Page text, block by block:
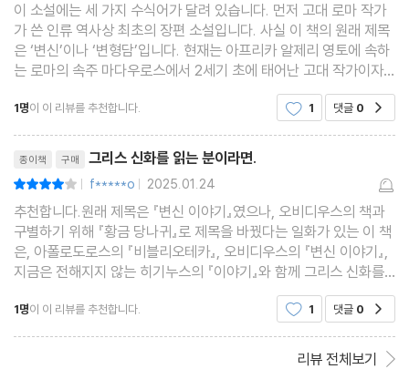
이 소설에는 세 가지 수식어가 달려 있습니다. 먼저 고대 로마 작가
가 쓴 인류 역사상 최초의 장편 소설입니다. 사실 이 책의 원래 제목
은 ‘변신’이나 ‘변형담’입니다. 현재는 아프리카 알제리 영토에 속하
는 로마의 속주 마다우로스에서 2세기 초에 태어난 고대 작가이자
철학자인 루키우스 아풀레이우스가 쓴 소설로 변신이라는 제목처럼
인간이 동물 형상으로 변신하는 이야기에
1명이 이 리뷰를 추천합니다. 1 댓글 0
종이책 구매 그리스 신화를 읽는 분이라면.
| f*****o | 2025.01.24
추천합니다.원래 제목은 『변신 이야기』였으나, 오비디우스의 책과
구별하기 위해 『황금 당나귀』로 제목을 바꿨다는 일화가 있는 이 책
은, 아폴로도로스의 『비블리오테카』, 오비디우스의 『변신 이야기』,
지금은 전해지지 않는 히기누스의 『이야기』와 함께 그리스 신화를
탐독하시는 분들은 꼭 읽어야 할 책입니다.위에 언급한 책들을 먼저
읽고 나서, 헤시오도스의 『신들의 계
1명이 이 리뷰를 추천합니다. 1 댓글 0
리뷰 전체보기